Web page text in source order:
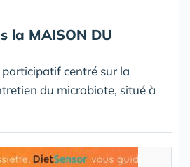
la MAISON DU
centré sur la
du microbiote, situé à